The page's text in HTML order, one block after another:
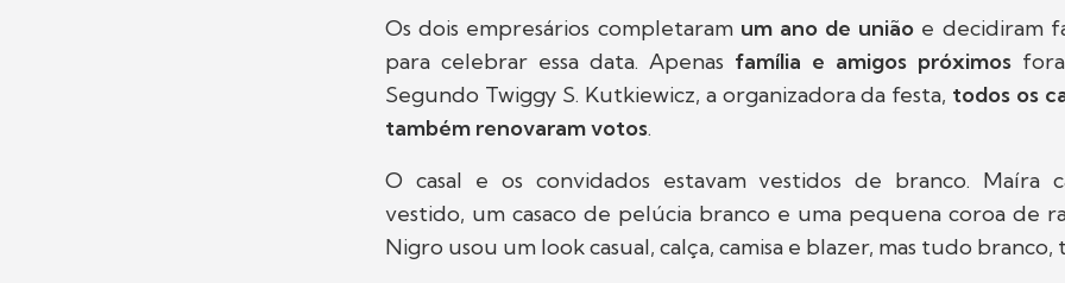
Os dois empresários completaram um ano de união e decidiram
para celebrar essa data. Apenas família e amigos próximos
Segundo Twiggy S. Kutkiewicz, a organizadora da festa, todos os
também renovaram votos.
O casal e os convidados estavam vestidos de branco. Maíra
vestido, um casaco de pelúcia branco e uma pequena coroa de
Nigro usou um look casual, calça, camisa e blazer, mas tudo branco,